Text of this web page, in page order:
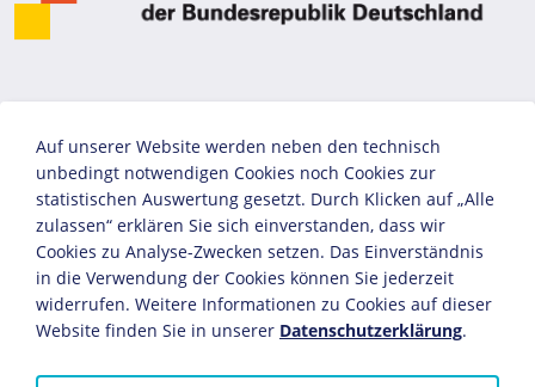
Auf unserer Website werden neben den technisch
unbedingt notwendigen Cookies noch Cookies zur
statistischen Auswertung gesetzt. Durch Klicken auf „Alle
zulassen“ erklären Sie sich einverstanden, dass wir
Cookies zu Analyse-Zwecken setzen. Das Einverständnis
in die Verwendung der Cookies können Sie jederzeit
widerrufen. Weitere Informationen zu Cookies auf dieser
Website finden Sie in unserer Datenschutzerklärung.